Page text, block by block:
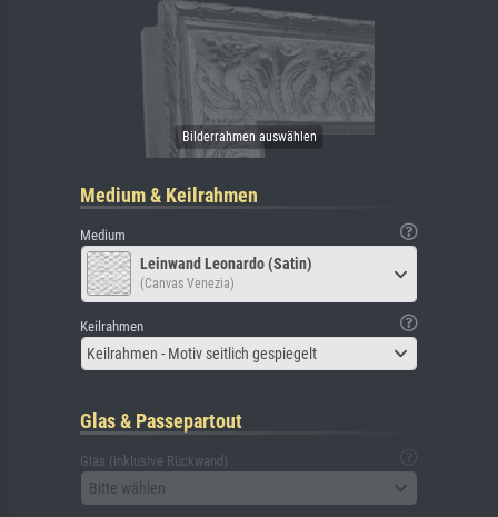
Medium & Keilrahmen
Medium
Leinwand Leonardo (Satin)
(Canvas Venezia)
Keilrahmen
Keilrahmen - Motiv seitlich gespiegelt
Glas & Passepartout
Glas (inklusive Rückwand)
Bitte wählen